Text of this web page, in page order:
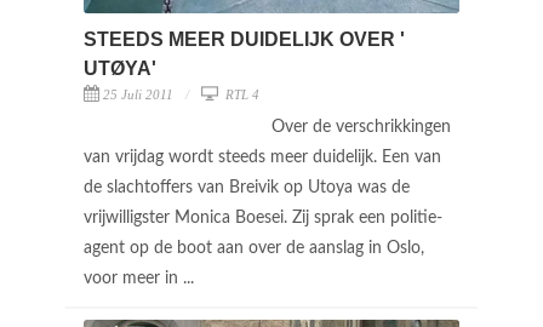
STEEDS MEER DUIDELIJK OVER '
UTØYA'
25 Juli 2011 RTL 4
Over de verschrikkingen
van vrijdag wordt steeds meer duidelijk. Een van
de slachtoffers van Breivik op Utoya was de
vrijwilligster Monica Boesei. Zij sprak een politie-
agent op de boot aan over de aanslag in Oslo,
voor meer in ...